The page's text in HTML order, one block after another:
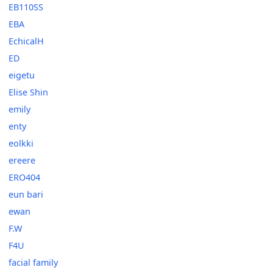
EB110SS
EBA
EchicalH
ED
eigetu
Elise Shin
emily
enty
eolkki
ereere
ERO404
eun bari
ewan
F.W
F4U
facial family